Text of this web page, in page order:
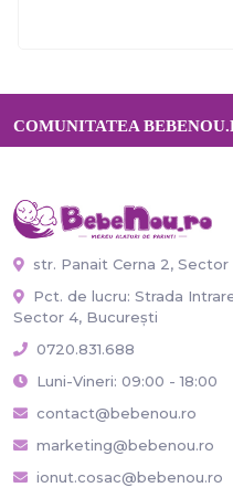
COMUNITATEA
str. Panait Cerna 2,
Pct. de lucru: Strada
Sector 4, București
0720.831.688
Luni-Vineri: 09:00 - 18:00
contact@bebenou.ro
marketing@bebenou.ro
ionut.cosac@bebenou.ro